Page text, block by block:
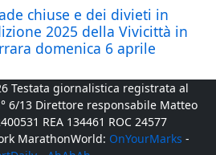
chiuse e dei divieti in
2025 della Vivicittà in
domenica 6 aprile
Testata giornalistica registrata al
6/13 Direttore responsabile Matteo
REA 134461 ROC 24577
MarathonWorld: OnYourMarks -